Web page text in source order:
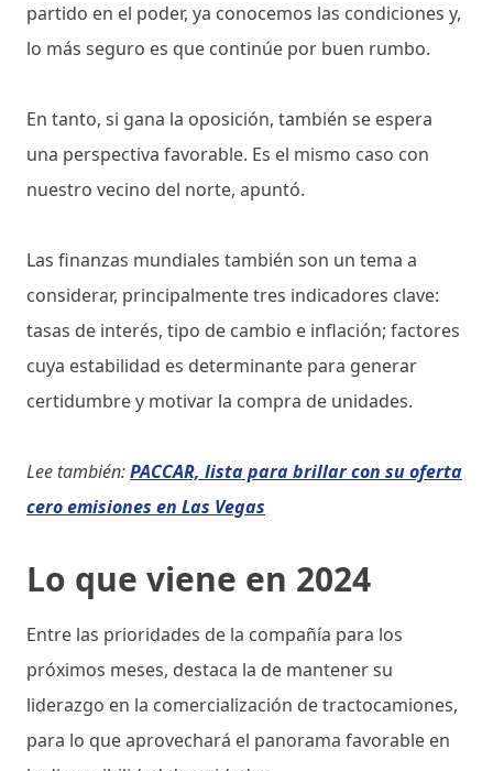
partido en el poder, ya conocemos las condiciones y,
lo más seguro es que continúe por buen rumbo.
En tanto, si gana la oposición, también se espera
una perspectiva favorable. Es el mismo caso con
nuestro vecino del norte, apuntó.
Las finanzas mundiales también son un tema a
considerar, principalmente tres indicadores clave:
tasas de interés, tipo de cambio e inflación; factores
cuya estabilidad es determinante para generar
certidumbre y motivar la compra de unidades.
Lee también:PACCAR, lista para brillar con su oferta
cero emisiones en Las Vegas
Lo que viene en 2024
Entre las prioridades de la compañía para los
próximos meses, destaca la de mantener su
liderazgo en la comercialización de tractocamiones,
para lo que aprovechará el panorama favorable en